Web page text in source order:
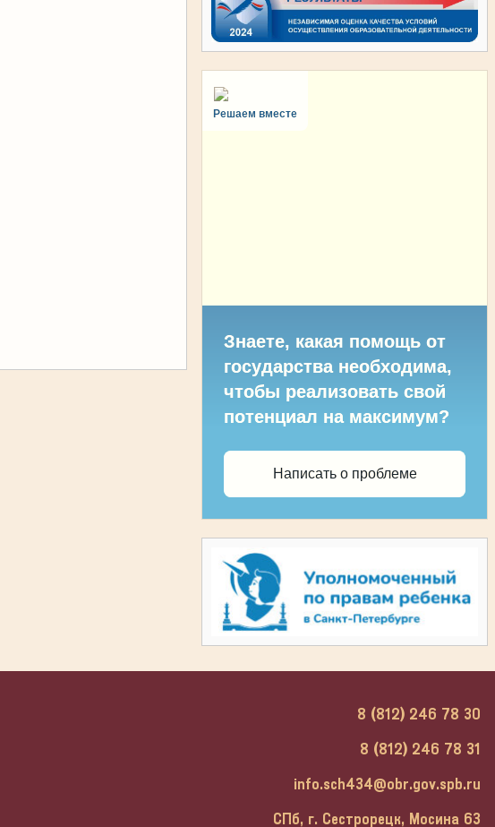
Решаем вместе
Знаете, какая помощь от
государства необходима,
чтобы реализовать свой
потенциал на максимум?
Написать о проблеме
8 (812) 246 78 30
8 (812) 246 78 31
info.sch434@obr.gov.spb.ru
СПб, г. Сестрорецк, Мосина 63